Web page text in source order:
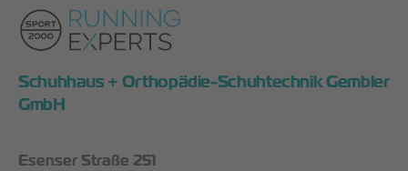
Schuhhaus + Orthopädie-Schuhtechnik Gembler
GmbH
Esenser Straße 251